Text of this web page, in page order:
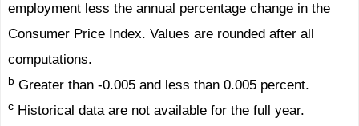
employment less the annual percentage change in the
Consumer Price Index. Values are rounded after all
computations.
bGreater than -0.005 and less than 0.005 percent.
cHistorical data are not available for the full year.